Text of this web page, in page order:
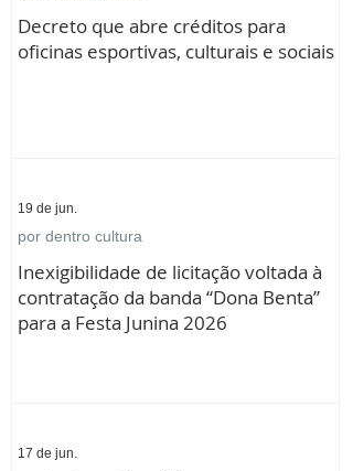
Decreto que abre créditos para
oficinas esportivas, culturais e sociais
Inexigibilidade de licitação voltada à
contratação da banda “Dona Benta”
para a Festa Junina 2026
por dentro cultura
19 de jun.
17 de jun.